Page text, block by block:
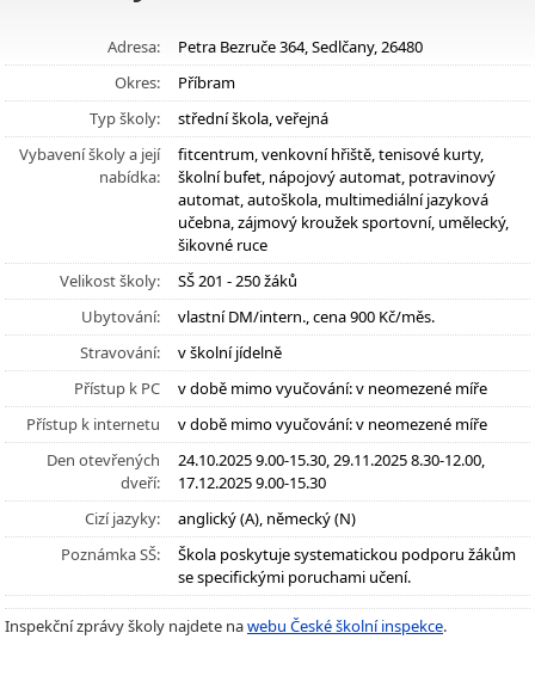
Adresa:
Petra Bezruče 364, Sedlčany, 26480
Okres:
Příbram
Typ školy:
střední škola, veřejná
Vybavení školy a její
nabídka:
fitcentrum, venkovní hřiště, tenisové kurty,
školní bufet, nápojový automat, potravinový
automat, autoškola, multimediální jazyková
učebna, zájmový kroužek sportovní, umělecký,
šikovné ruce
Velikost školy:
SŠ 201 - 250 žáků
Ubytování:
vlastní DM/intern., cena 900 Kč/měs.
Stravování:
v školní jídelně
Přístup k PC
v době mimo vyučování: v neomezené míře
Přístup k internetu
v době mimo vyučování: v neomezené míře
Den otevřených
dveří:
24.10.2025 9.00-15.30, 29.11.2025 8.30-12.00,
17.12.2025 9.00-15.30
Cizí jazyky:
anglický (A), německý (N)
Poznámka SŠ:
Škola poskytuje systematickou podporu žákům
se specifickými poruchami učení.
Inspekční zprávy školy najdete nawebu České školní inspekce.